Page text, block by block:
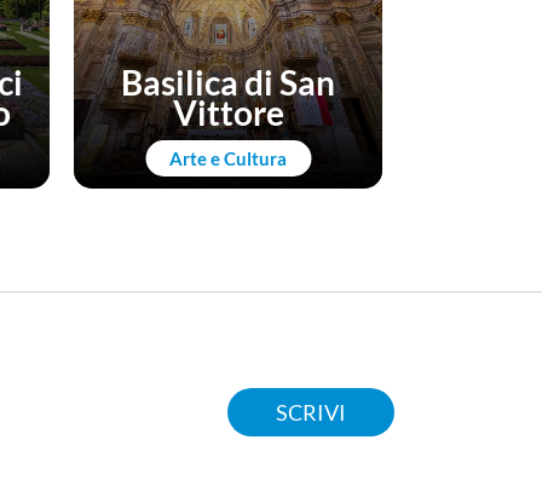
Arte e Cultura
Basilica di San
Vittore
SCRIVI